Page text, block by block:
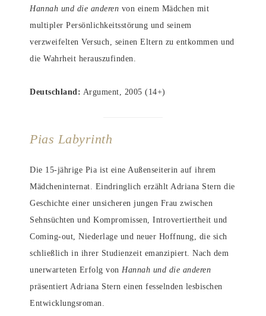
Hannah und die anderen von einem Mädchen mit
multipler Persönlichkeitsstörung und seinem
verzweifelten Versuch, seinen Eltern zu entkommen und
die Wahrheit herauszufinden.
Deutschland: Argument, 2005 (14+)
Pias Labyrinth
Die 15-jährige Pia ist eine Außenseiterin auf ihrem
Mädcheninternat. Eindringlich erzählt Adriana Stern die
Geschichte einer unsicheren jungen Frau zwischen
Sehnsüchten und Kompromissen, Introvertiertheit und
Coming-out, Niederlage und neuer Hoffnung, die sich
schließlich in ihrer Studienzeit emanzipiert. Nach dem
unerwarteten Erfolg von Hannah und die anderen
präsentiert Adriana Stern einen fesselnden lesbischen
Entwicklungsroman.